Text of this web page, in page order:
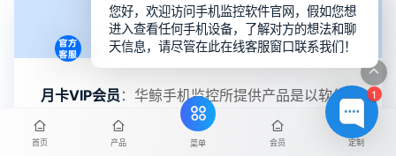
2021-11-19
退款政策
月卡VIP会员 ：华鲸手机监控所提供产品是以软件
APP授权销售，月卡VIP会员是短期体验用户类
型，适合短期使用及单设备操作需求，功能无效或
首页 产品 菜单 会员 定制
1
您好，欢迎访问手机监控软件官网，假如您想
进入查看任何手机设备，了解对方的想法和聊
天信息，请尽管在此在线客服窗口联系我们！